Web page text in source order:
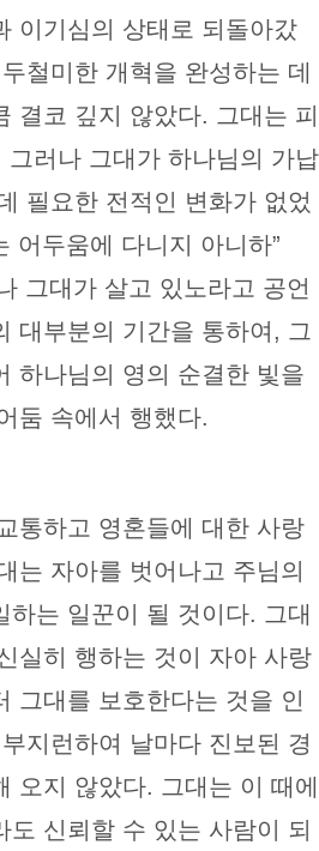
이기심의 상태로 되돌아갔
철미한 개혁을 완성하는 데
결코 깊지 않았다. 그대는 피
러나 그대가 하나님의 가납
필요한 전적인 변화가 없었
어두움에 다니지 아니하”
그대가 살고 있노라고 공언
대부분의 기간을 통하여, 그
하나님의 영의 순결한 빛을
둠 속에서 행했다.
통하고 영혼들에 대한 사랑
는 자아를 벗어나고 주님의
하는 일꾼이 될 것이다. 그대
실히 행하는 것이 자아 사랑
그대를 보호한다는 것을 인
지런하여 날마다 진보된 경
오지 않았다. 그대는 이 때에
도 신뢰할 수 있는 사람이 되